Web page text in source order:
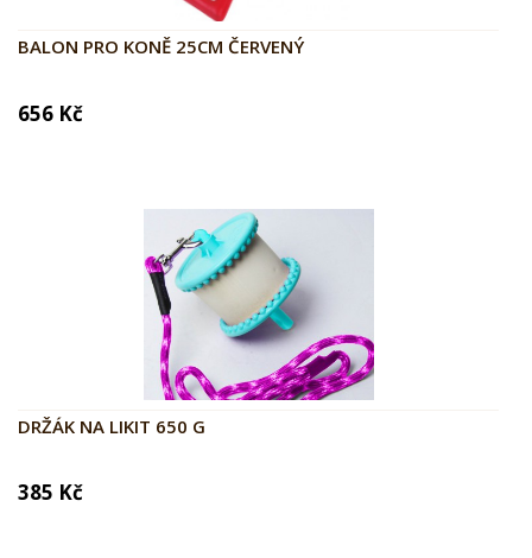
BALON PRO KONĚ 25CM ČERVENÝ
656 Kč
DRŽÁK NA LIKIT 650 G
385 Kč